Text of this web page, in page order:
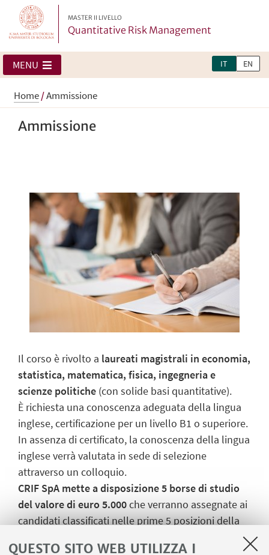
QUESTO SITO WEB UTILIZZA I
MASTER II LIVELLO
Quantitative Risk Management
IT EN
MENU
Home/Ammissione
Ammissione
Il corso è rivolto a laureati magistrali in economia,
statistica, matematica, fisica, ingegneria e
scienze politiche (con solide basi quantitative).
È richiesta una conoscenza adeguata della lingua
inglese, certificazione per un livello B1 o superiore.
In assenza di certificato, la conoscenza della lingua
inglese verrà valutata in sede di selezione
attraverso un colloquio.
CRIF SpA mette a disposizione 5 borse di studio
del valore di euro 5.000che verranno assegnate ai
candidati classificati nelle prime 5 posizioni della